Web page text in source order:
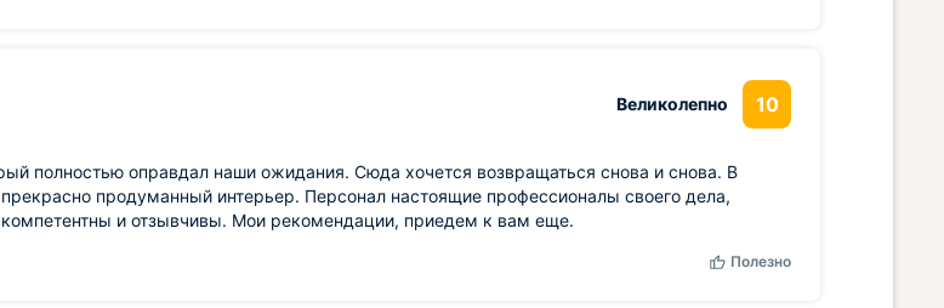
Великолепно 10
полностью оправдал наши ожидания. Сюда хочется возвращаться снова и снова. В
продуманный интерьер. Персонал настоящие профессионалы своего дела,
компетентны и отзывчивы. Мои рекомендации, приедем к вам еще.
Полезно